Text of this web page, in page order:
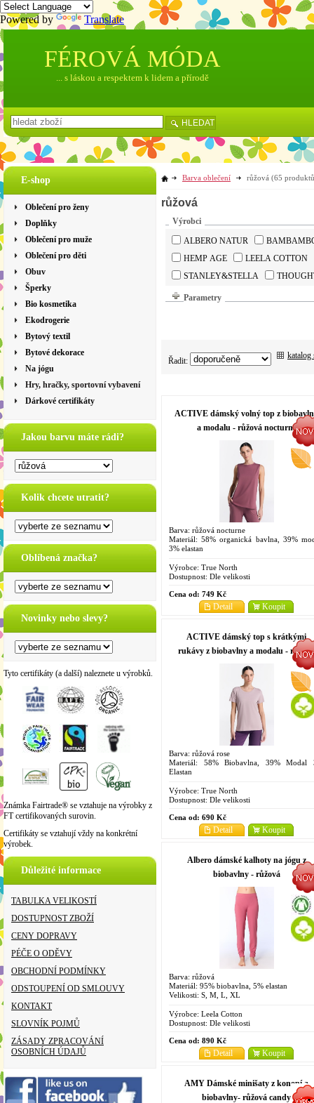
Powered by Translate
E-shop
Oblečení pro ženy
Doplňky
Oblečení pro muže
Oblečení pro děti
Obuv
Šperky
Bio kosmetika
Ekodrogerie
Bytový textil
Bytové dekorace
Na jógu
Hry, hračky, sportovní vybavení
Dárkové certifikáty
Jakou barvu máte rádi?
Kolik chcete utratit?
Oblíbená značka?
Novinky nebo slevy?
Tyto certifikáty (a další) naleznete u výrobků.
Známka Fairtrade® se vztahuje na výrobky z
FT certifikovaných surovin.
Certifikáty se vztahují vždy na konkrétní
výrobek.
Důležité informace
TABULKA VELIKOSTÍ
DOSTUPNOST ZBOŽÍ
CENY DOPRAVY
PÉČE O ODĚVY
OBCHODNÍ PODMÍNKY
ODSTOUPENÍ OD SMLOUVY
KONTAKT
SLOVNÍK POJMŮ
ZÁSADY ZPRACOVÁNÍ
OSOBNÍCH ÚDAJŮ
Barva oblečení růžová (65
růžová
Výrobci
ALBERO NATUR
HEMP AGE
LEELA COTTON
STANLEY&STELLA
Parametry
Řadit:
katalog
ACTIVE dámský volný top z
a modalu - růžová nocturne
Barva: růžová nocturne
Materiál: 58% organická bavlna, 39%
3% elastan
Výrobce: True North
Dostupnost: Dle velikosti
Cena od: 749 Kč
Koupit
Detail
ACTIVE dámský top s krátkými
rukávy z biobavlny a modalu - růžová
rosen
Barva: růžová rose
Materiál: 58% Biobavlna, 39% Modal
Elastan
Výrobce: True North
Dostupnost: Dle velikosti
Cena od: 690 Kč
Koupit
Detail
Albero dámské kalhoty na jógu z
biobavlny - růžová
Barva: růžová
Materiál: 95% biobavlna, 5% elastan
Velikosti: S, M, L, XL
Výrobce: Leela Cotton
Dostupnost: Dle velikosti
Cena od: 890 Kč
Koupit
Detail
AMY Dámské minišaty z konopí a
biobavlny- růžová candy
FÉROVÁ MÓDA
... s láskou a respektem k lidem a přírodě
HLEDAT